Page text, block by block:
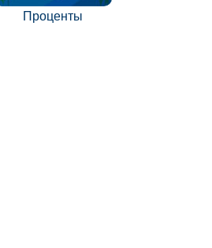
Проценты